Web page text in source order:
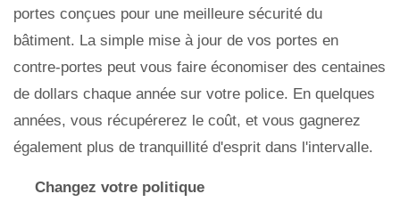
portes conçues pour une meilleure sécurité du
bâtiment. La simple mise à jour de vos portes en
contre-portes peut vous faire économiser des centaines
de dollars chaque année sur votre police. En quelques
années, vous récupérerez le coût, et vous gagnerez
également plus de tranquillité d'esprit dans l'intervalle.
Changez votre politique